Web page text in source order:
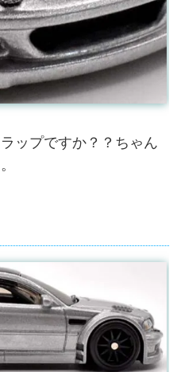
ップですか？？ちゃん